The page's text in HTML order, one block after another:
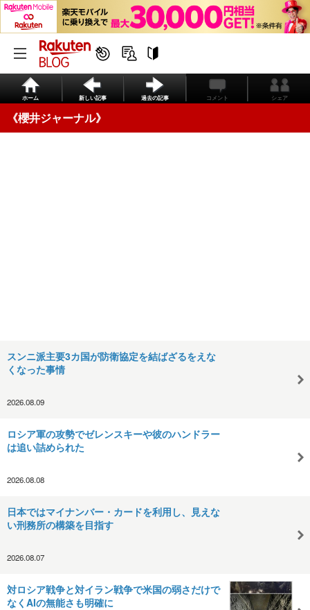
ホーム 新しい記事 過去の記事 コメント シェア
《櫻井ジャーナル》
スンニ派主要3カ国が防衛協定を結ばざるをえな
くなった事情
2026.08.09
ロシア軍の攻勢でゼレンスキーや彼のハンドラー
は追い詰められた
2026.08.08
日本ではマイナンバー・カードを利用し、見えな
い刑務所の構築を目指す
2026.08.07
対ロシア戦争と対イラン戦争で米国の弱さだけで
なくAIの無能さも明確に